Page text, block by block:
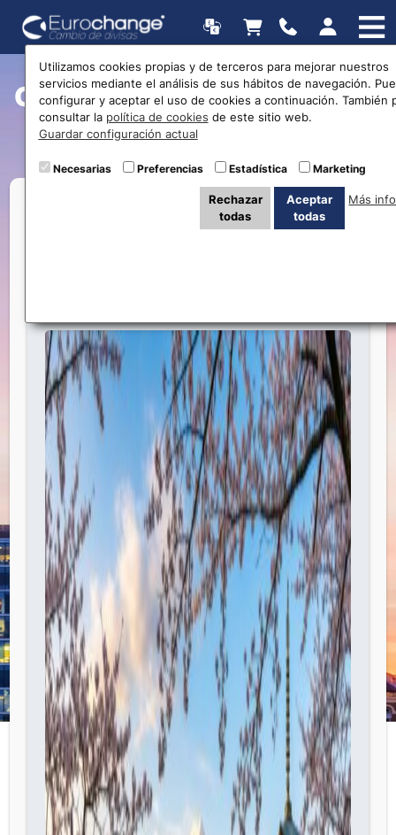
Currently Viewing Posts in
Yen Japonés
Utilizamos cookies propias y de terceros para mejorar nuestros
servicios mediante el análisis de sus hábitos de navegación.
configurar y aceptar el uso de cookies a continuación. También
consultar la política de cookies de este sitio web.
Guardar configuración actual
Necesarias Preferencias Estadística Marketing
Rechazar
todas
Aceptar
todas
Más